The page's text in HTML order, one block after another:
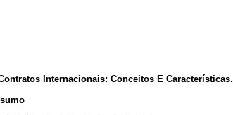
Internacionais: Conceitos E Características.